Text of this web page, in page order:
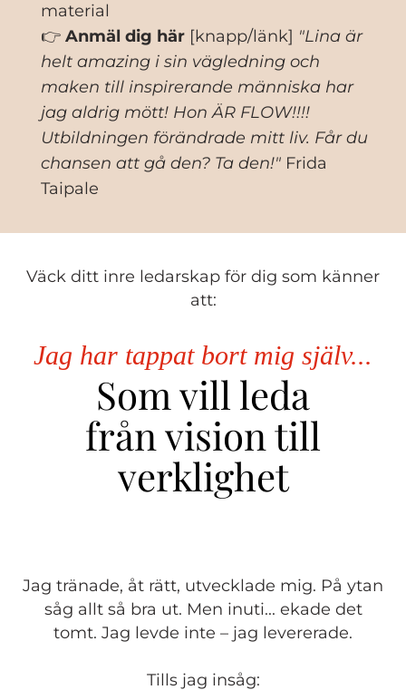
material
👉 Anmäl dig här [knapp/länk] "Lina är
helt amazing i sin vägledning och
maken till inspirerande människa har
jag aldrig mött! Hon ÄR FLOW!!!!
Utbildningen förändrade mitt liv. Får du
chansen att gå den? Ta den!" Frida
Taipale
Väck ditt inre ledarskap för dig som känner
att:
Jag har tappat bort mig själv...
Som vill leda
från vision till
verklighet
Jag tränade, åt rätt, utvecklade mig. På ytan
såg allt så bra ut. Men inuti... ekade det
tomt. Jag levde inte – jag levererade.
Tills jag insåg: